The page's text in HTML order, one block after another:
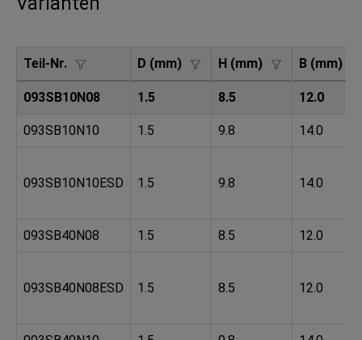
Teil-Nr. D (mm) H (mm) B (mm)
093SB10N08 1.5 8.5 12.0
093SB10N10 1.5 9.8 14.0
093SB10N10ESD 1.5 9.8 14.0
093SB40N08 1.5 8.5 12.0
093SB40N08ESD 1.5 8.5 12.0